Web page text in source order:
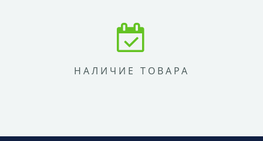
НАЛИЧИЕ ТОВАРА